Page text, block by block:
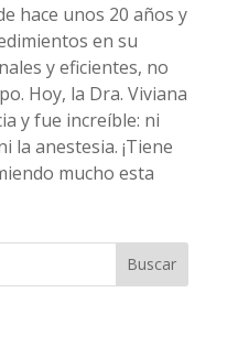
hace unos 20 años y
en su
y eficientes, no
Hoy, la Dra. Viviana
y fue increíble: ni
la anestesia. ¡Tiene
mucho esta
Buscar